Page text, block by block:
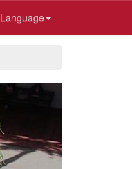
Language